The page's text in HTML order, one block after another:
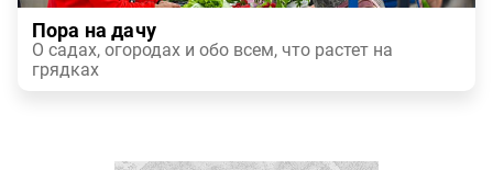
Пора на дачу
О садах, огородах и обо всем, что растет на
грядках